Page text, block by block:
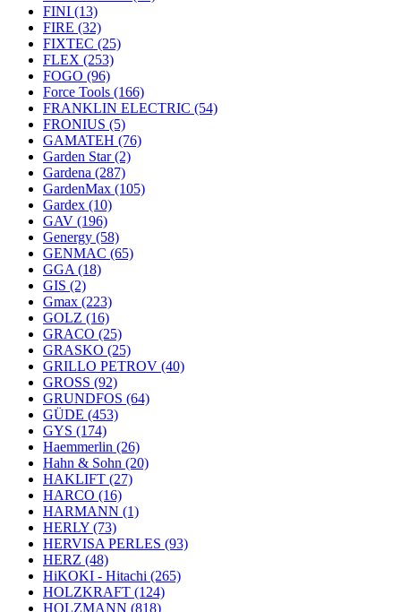
FINI (13)
FIRE (32)
FIXTEC (25)
FLEX (253)
FOGO (96)
Force Tools (166)
FRANKLIN ELECTRIC (54)
FRONIUS (5)
GAMATEH (76)
Garden Star(2)
Gardena (287)
GardenMax (105)
Gardex (10)
GAV (196)
Genergy (58)
GENMAC (65)
GGA (18)
GIS (2)
Gmax (223)
GOLZ (16)
GRACO (25)
GRASKO (25)
GRILLO PETROV (40)
GROSS (92)
GRUNDFOS (64)
GÜDE (453)
GYS (174)
Haemmerlin (26)
Hahn & Sohn (20)
HAKLIFT (27)
HARCO (16)
HARMANN (1)
HERLY (73)
HERVISA PERLES (93)
HERZ (48)
HiKOKI - Hitachi (265)
HOLZKRAFT (124)
HOLZMANN (818)